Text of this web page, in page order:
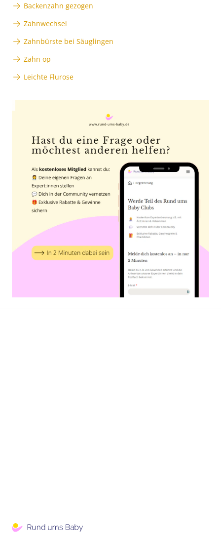
Backenzahn gezogen
Zahnwechsel
Zahnbürste bei Säuglingen
Zahn op
Leichte Flurose